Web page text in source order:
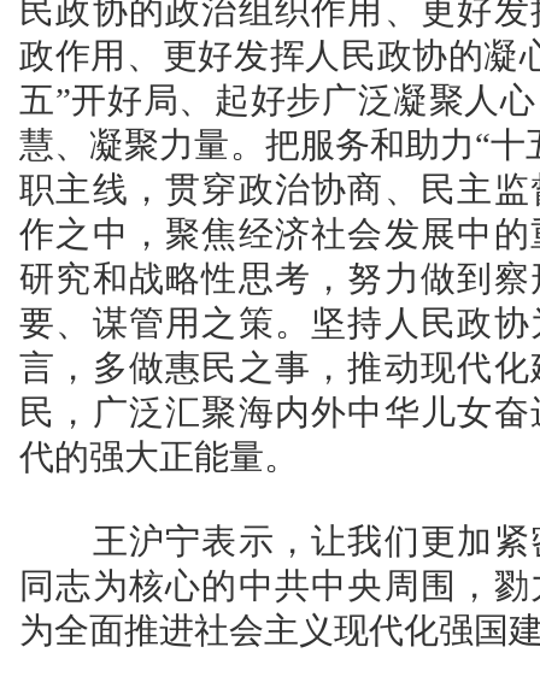
民政协的政治组织作用、更好
政作用、更好发挥人民政协的凝
五”开好局、起好步广泛凝聚人
慧、凝聚力量。把服务和助力“十
职主线，贯穿政治协商、民主
作之中，聚焦经济社会发展中
研究和战略性思考，努力做到
要、谋管用之策。坚持人民政
言，多做惠民之事，推动现代
民，广泛汇聚海内外中华儿女
代的强大正能量。
王沪宁表示，让我们更加紧
同志为核心的中共中央周围，
为全面推进社会主义现代化强国